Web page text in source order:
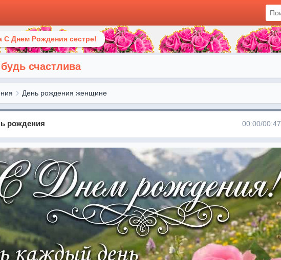
С Днем Рождения сестре!
счастлива
День рождения женщине
рождения 00:00/00:47